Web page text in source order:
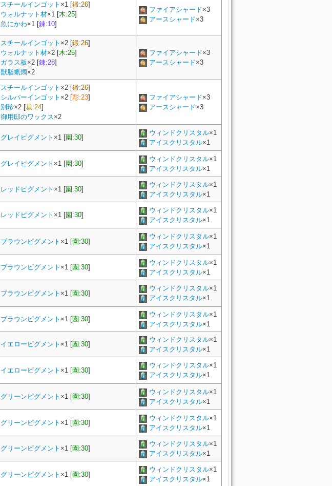
スチールインゴット ×1 [鍛:26]
ウォルナット材×1 [木:25]
魚にかわ×1 [錬:10]
ファイアシャード×3
アースシャード×3
スチールインゴット ×2 [鍛:26]
ウォルナット材×2 [木:25]
ガラス板×2 [錬:28]
獣脂蝋燭×2
ファイアシャード×3
アースシャード×3
スチールインゴット ×2 [鍛:26]
シルバーインゴット ×2 [彫:23]
別珍×2 [裁:24]
御用邸のワックス×2
ファイアシャード×3
アースシャード×3
グレイピグメント ×1 [園:30]
ウィンドクリスタル×1
アイスクリスタル×1
グレイピグメント ×1 [園:30]
ウィンドクリスタル×1
アイスクリスタル×1
レッドピグメント ×1 [園:30]
ウィンドクリスタル×1
アイスクリスタル×1
レッドピグメント ×1 [園:30]
ウィンドクリスタル×1
アイスクリスタル×1
ブラウンピグメント ×1 [園:30]
ウィンドクリスタル×1
アイスクリスタル×1
ブラウンピグメント ×1 [園:30]
ウィンドクリスタル×1
アイスクリスタル×1
ブラウンピグメント ×1 [園:30]
ウィンドクリスタル×1
アイスクリスタル×1
ブラウンピグメント ×1 [園:30]
ウィンドクリスタル×1
アイスクリスタル×1
イエローピグメント ×1 [園:30]
ウィンドクリスタル×1
アイスクリスタル×1
イエローピグメント ×1 [園:30]
ウィンドクリスタル×1
アイスクリスタル×1
グリーンピグメント ×1 [園:30]
ウィンドクリスタル×1
アイスクリスタル×1
グリーンピグメント ×1 [園:30]
ウィンドクリスタル×1
アイスクリスタル×1
グリーンピグメント ×1 [園:30]
ウィンドクリスタル×1
アイスクリスタル×1
グリーンピグメント ×1 [園:30]
ウィンドクリスタル×1
アイスクリスタル×1